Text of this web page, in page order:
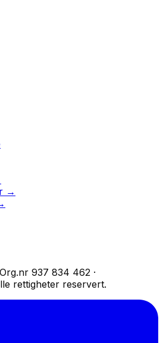
→
Org.nr 937 834 462 ·
rettigheter reservert.